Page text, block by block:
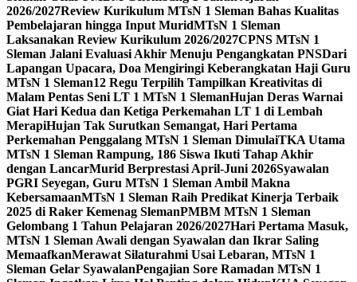
2026/2027Review Kurikulum MTsN 1 Sleman Bahas Kualitas
Pembelajaran hingga Input MuridMTsN 1 Sleman
Laksanakan Review Kurikulum 2026/2027CPNS MTsN 1
Sleman Jalani Evaluasi Akhir Menuju Pengangkatan PNSDari
Lapangan Upacara, Doa Mengiringi Keberangkatan Haji Guru
MTsN 1 Sleman12 Regu Terpilih Tampilkan Kreativitas di
Malam Pentas Seni LT 1 MTsN 1 SlemanHujan Deras Warnai
Giat Hari Kedua dan Ketiga Perkemahan LT 1 di Lembah
MerapiHujan Tak Surutkan Semangat, Hari Pertama
Perkemahan Penggalang MTsN 1 Sleman DimulaiTKA Utama
MTsN 1 Sleman Rampung, 186 Siswa Ikuti Tahap Akhir
dengan LancarMurid Berprestasi April-Juni 2026Syawalan
PGRI Seyegan, Guru MTsN 1 Sleman Ambil Makna
KebersamaanMTsN 1 Sleman Raih Predikat Kinerja Terbaik
2025 di Raker Kemenag SlemanPMBM MTsN 1 Sleman
Gelombang 1 Tahun Pelajaran 2026/2027Hari Pertama Masuk,
MTsN 1 Sleman Awali dengan Syawalan dan Ikrar Saling
MemaafkanMerawat Silaturahmi Usai Lebaran, MTsN 1
Sleman Gelar SyawalanPengajian Sore Ramadan MTsN 1